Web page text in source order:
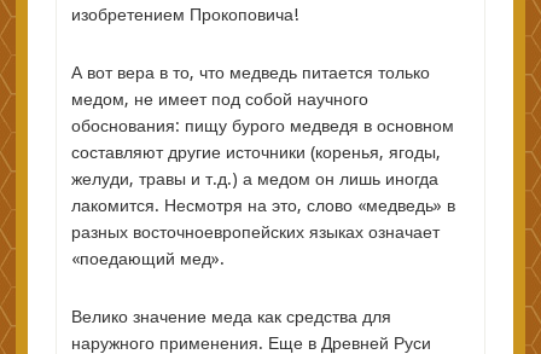
изобретением Прокоповича!
А вот вера в то, что медведь питается только
медом, не имеет под собой научного
обоснования: пищу бурого медведя в основном
составляют другие источники (коренья, ягоды,
желуди, травы и т.д.) а медом он лишь иногда
лакомится. Несмотря на это, слово «медведь» в
разных восточноевропейских языках означает
«поедающий мед».
Велико значение меда как средства для
наружного применения. Еще в Древней Руси